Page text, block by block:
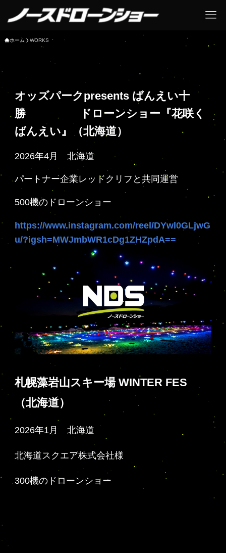
ホーム WORKS
オッズパークpresents ばんえい十
勝
ドローンショー『花咲く
ばんえい』
（北海道）
2026年4月 北海道
パートナー企業レッドクリフと共同運営
500機のドローンショー
https://www.instagram.com/reel/DYwl0GLjwG
u/?igsh=MWJmbWR1cDg1ZHZpdA==
札幌藻岩山スキー場 WINTER FES
（北海道）
2026年1月 北海道
北海道スクエア株式会社様
300機のドローンショー